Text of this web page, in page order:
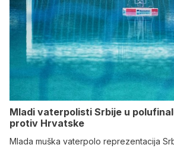
Mladi vaterpolisti Srbije u
protiv Hrvatske
Mlada muška vaterpolo reprezentacija